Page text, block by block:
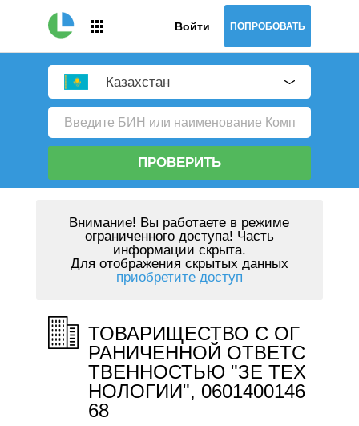
Войти ПОПРОБОВАТЬ
Казахстан
ПРОВЕРИТЬ
Внимание! Вы работаете в режиме
ограниченного доступа! Часть
информации скрыта.
Для отображения скрытых данных
приобретите доступ
ТОВАРИЩЕСТВО С ОГ
РАНИЧЕННОЙ ОТВЕТС
ТВЕННОСТЬЮ "ЗЕ ТЕХ
НОЛОГИИ", 0601400146
68